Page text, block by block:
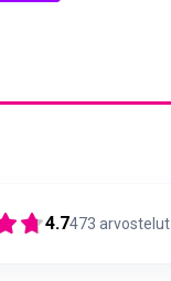
4.7473 arvostelut